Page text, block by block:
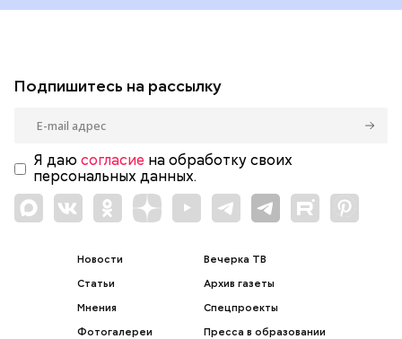
Подпишитесь на рассылку
Я даю согласие на обработку своих
персональных данных.
Новости
Статьи
Мнения
Фотогалереи
Вечерка ТВ
Архив газеты
Спецпроекты
Пресса в образовании